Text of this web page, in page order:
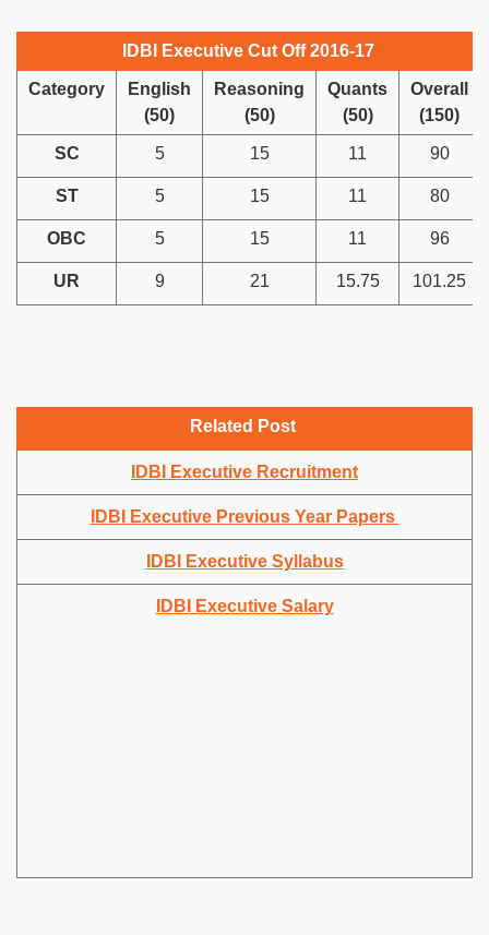
IDBI Executive Cut Off 2016-17
Category
English
(50)
Reasoning
(50)
Quants
(50)
Overall
(150)
SC 5 15 11 90
ST 5 15 11 80
OBC 5 15 11 96
UR 9 21 15.75 101.25
Related Post
IDBI Executive Recruitment
IDBI Executive Previous Year Papers
IDBI Executive Syllabus
IDBI Executive Salary